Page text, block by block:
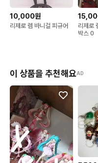
10,000원
리제로 렘 바니걸 피규어
리제로
박스 0
이 상품을 추천해요AD